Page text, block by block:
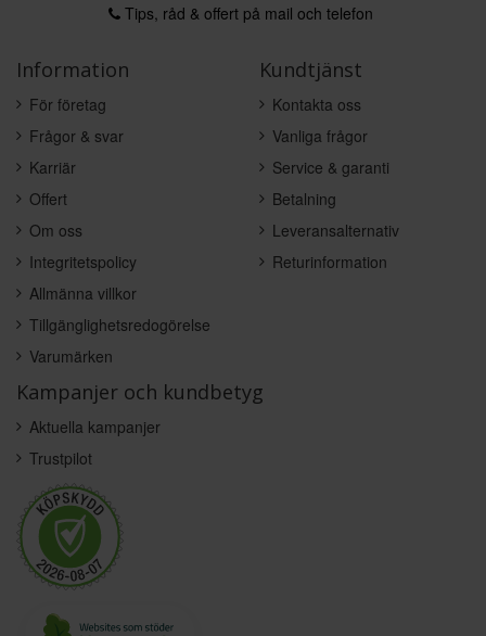
Tips, råd & offert på mail och telefon
Information
För företag
Frågor & svar
Karriär
Offert
Om oss
Integritetspolicy
Allmänna villkor
Tillgänglighetsredogörelse
Varumärken
Kundtjänst
Kontakta oss
Vanliga frågor
Service & garanti
Betalning
Leveransalternativ
Returinformation
Kampanjer och kundbetyg
Aktuella kampanjer
Trustpilot